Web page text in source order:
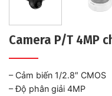
Camera P/T 4MP
– Cảm biến 1/2.8″ CMOS
– Độ phân giải 4MP